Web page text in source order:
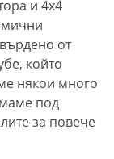
и 4х4
от
който
някои много
под
за повече